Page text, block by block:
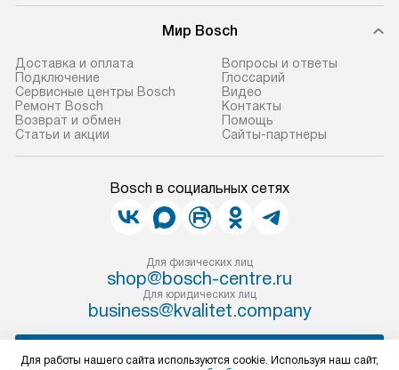
Мир Bosch
Доставка и оплата
Подключение
Сервисные центры Bosch
Ремонт Bosch
Возврат и обмен
Статьи и акции
Вопросы и ответы
Глоссарий
Видео
Контакты
Помощь
Сайты-партнеры
Bosch в социальных сетях
Для физических лиц
shop@bosch-centre.ru
Для юридических лиц
business@kvalitet.company
Для работы нашего сайта используются cookie. Используя наш сайт,